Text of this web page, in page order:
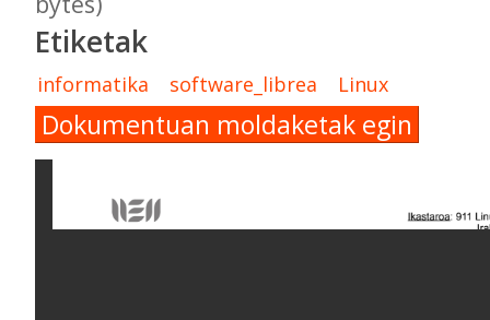
Etiketak
informatika software_librea Linux
Dokumentuan moldaketak egin